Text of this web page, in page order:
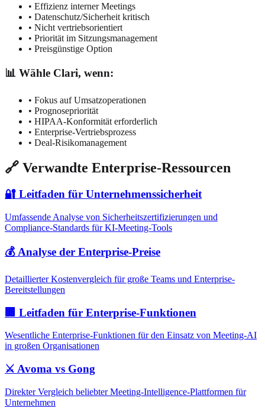
• Effizienz interner Meetings
• Datenschutz/Sicherheit kritisch
• Nicht vertriebsorientiert
• Priorität im Sitzungsmanagement
• Preisgünstige Option
📊 Wähle Clari, wenn:
• Fokus auf Umsatzoperationen
• Prognosepriorität
• HIPAA-Konformität erforderlich
• Enterprise-Vertriebsprozess
• Deal-Risikomanagement
🔗 Verwandte Enterprise-Ressourcen
🔐 Leitfaden für Unternehmenssicherheit
Umfassende Analyse von Sicherheitszertifizierungen und
Compliance-Standards für KI-Meeting-Tools
💰 Analyse der Enterprise-Preise
Detaillierter Kostenvergleich für große Teams und Enterprise-
Bereitstellungen
🏢 Leitfaden für Enterprise-Funktionen
Wesentliche Enterprise-Funktionen für den Einsatz von Meeting-AI
in großen Organisationen
⚔️ Avoma vs Gong
Direkter Vergleich beliebter Meeting-Intelligence-Plattformen für
Unternehmen